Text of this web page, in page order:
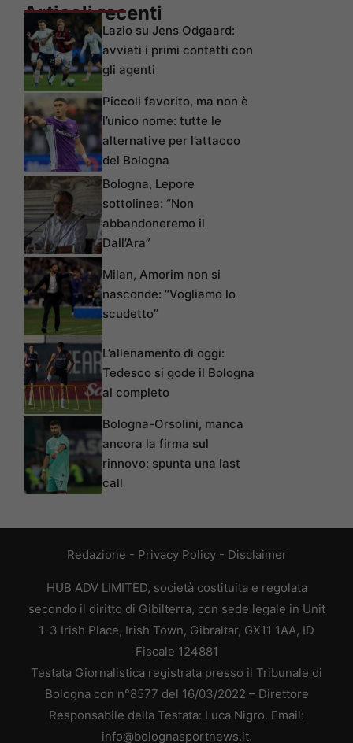
Articoli recenti
Lazio su Jens Odgaard:
avviati i primi contatti con
gli agenti
Piccoli favorito, ma non è
l’unico nome: tutte le
alternative per l’attacco
del Bologna
Bologna, Lepore
sottolinea: “Non
abbandoneremo il
Dall’Ara”
Milan, Amorim non si
nasconde: “Vogliamo lo
scudetto”
L’allenamento di oggi:
Tedesco si gode il Bologna
al completo
Bologna-Orsolini, manca
ancora la firma sul
rinnovo: spunta una last
call
Redazione - Privacy Policy- Disclaimer
HUB ADV LIMITED, società costituita e regolata
secondo il diritto di Gibilterra, con sede legale in Unit
1-3 Irish Place, Irish Town, Gibraltar, GX11 1AA, ID
Fiscale 124881
Testata Giornalistica registrata presso il Tribunale di
Bologna con n°8577 del 16/03/2022 – Direttore
Responsabile della Testata: Luca Nigro. Email:
info@bolognasportnews.it.